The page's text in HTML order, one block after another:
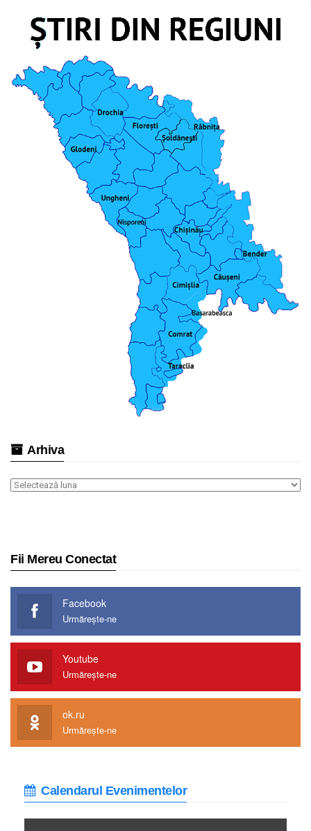
Arhiva
Arhiva
Fii Mereu Conectat
Facebook
Urmărește-ne
Youtube
Urmărește-ne
ok.ru
Urmărește-ne
Calendarul Evenimentelor